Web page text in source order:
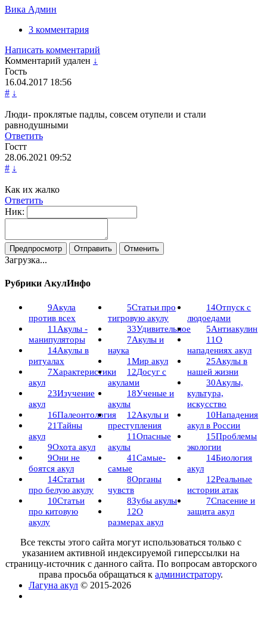
Вика Админ
3 комментария
Написать комментарий
Комментарий удален ↓
Гость
16.04.2017 18:56
# ↓
Люди- проклятые падлы, совсем отупели и стали
равнодушными
Ответить
Гостт
28.06.2021 09:52
# ↓
Как их жалко
Ответить
Ник:
Загрузка...
Рубрики АкулИнфо
9Акула
против всех
11 Акулы -
манипуляторы
14Акулы в
ритуалах
7Характеристики
акул
23Изучение
акул
16Палеонтология
21Тайны
акул
9Охота акул
9Они не
боятся акул
14Статьи
про белую акулу
10Статьи
про китовую
акулу
5Статьи про
тигровую акулу
33Удивительное
7Акулы и
наука
1Мир акул
12Досуг с
акулами
18Ученые и
акулы
12Акулы и
преступления
11Опасные
акулы
41Самые-
самые
8Органы
чувств
8Зубы акулы
12О
размерах акул
14Отпуск с
людоедами
5Антиакулин
11О
нападениях акул
25Акулы в
нашей жизни
30Акулы,
культура,
искусство
10Нападения
акул в России
15Проблемы
экологии
14Биология
акул
12Реальные
истории атак
7Спасение и
защита акул
Все тексты этого сайта могут использоваться только с
указанием активной индексируемой гиперссылки на
страницу-источник с данного сайта. По вопросам авторского
права просьба обращаться кадминистратору.
Лагуна акул © 2015-2026